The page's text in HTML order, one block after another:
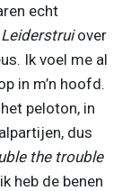
echt
over
Ik voel me al
in m’n hoofd.
peloton, in
dus
the trouble
heb de benen